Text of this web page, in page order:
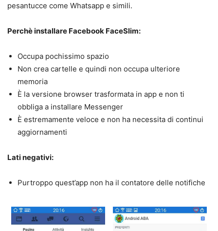
pesantucce come Whatsapp e simili.
Perchè installare Facebook FaceSlim:
Occupa pochissimo spazio
Non crea cartelle e quindi non occupa ulteriore
memoria
È la versione browser trasformata in app e non ti
obbliga a installare Messenger
È estremamente veloce e non ha necessita di continui
aggiornamenti
Lati negativi:
Purtroppo quest’app non ha il contatore delle notifiche